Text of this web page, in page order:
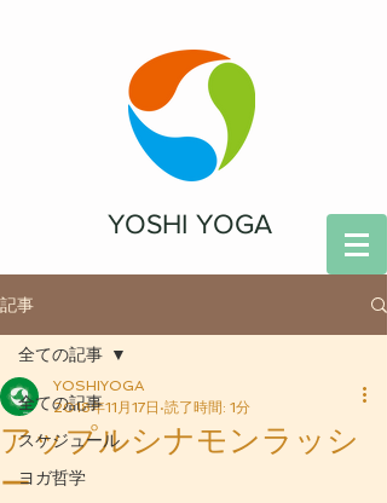
YOSHI YOGA
記事
全ての記事
スケジュール
ヨガ哲学
全ての記事
アップルシナモンラッシ
ー
YOSHIYOGA
2018年11月17日 読了時間: 1分